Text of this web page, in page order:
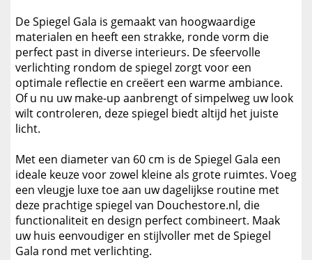
De Spiegel Gala is gemaakt van hoogwaardige
materialen en heeft een strakke, ronde vorm die
perfect past in diverse interieurs. De sfeervolle
verlichting rondom de spiegel zorgt voor een
optimale reflectie en creëert een warme ambiance.
Of u nu uw make-up aanbrengt of simpelweg uw look
wilt controleren, deze spiegel biedt altijd het juiste
licht.
Met een diameter van 60 cm is de Spiegel Gala een
ideale keuze voor zowel kleine als grote ruimtes. Voeg
een vleugje luxe toe aan uw dagelijkse routine met
deze prachtige spiegel van Douchestore.nl, die
functionaliteit en design perfect combineert. Maak
uw huis eenvoudiger en stijlvoller met de Spiegel
Gala rond met verlichting.